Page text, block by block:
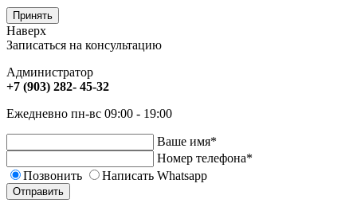
Принять
Наверх
Записаться на консультацию
Администратор
+7 (903) 282- 45-32
Ежедневно пн-вс 09:00 - 19:00
Ваше имя*
Номер телефона*
Позвонить
Написать Whatsapp
Отправить